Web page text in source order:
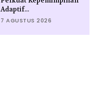
Adaptif...
7 AGUSTUS 2026